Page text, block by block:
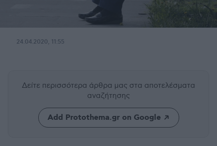
24.04.2020, 11:55
Δείτε περισσότερα άρθρα μας στα αποτελέσματα
αναζήτησης
Add Protothema.gr on Google